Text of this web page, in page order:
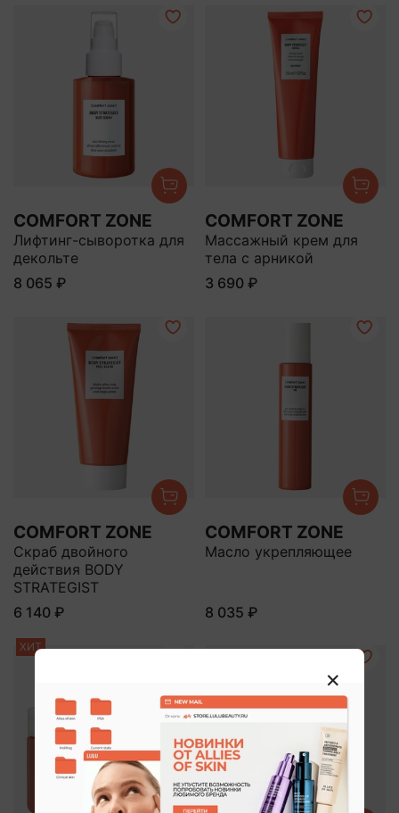
COMFORT ZONE
Лифтинг-сыворотка для
декольте
8 065 ₽
COMFORT ZONE
Массажный крем для
тела с арникой
3 690 ₽
COMFORT ZONE
Скраб двойного
действия BODY
STRATEGIST
6 140 ₽
COMFORT ZONE
Масло укрепляющее
8 035 ₽
ХИТ